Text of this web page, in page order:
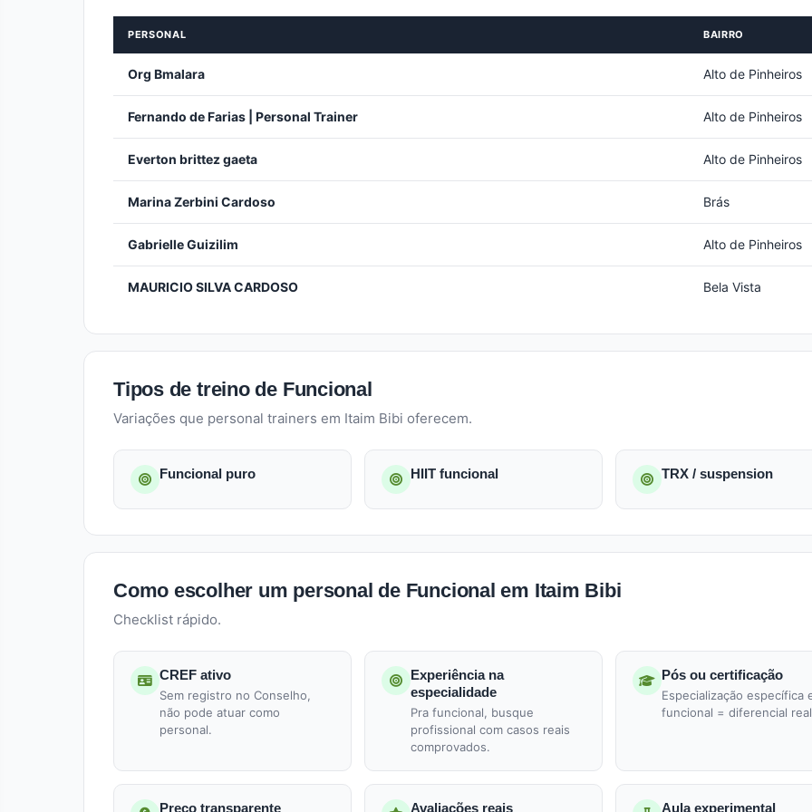
PERSONAL BAIRRO
Org Bmalara Alto de Pinheiros
Fernando de Farias | Personal Trainer Alto de Pinheiros
Everton brittez gaeta Alto de Pinheiros
Marina Zerbini Cardoso Brás
Gabrielle Guizilim Alto de Pinheiros
MAURICIO SILVA CARDOSO Bela Vista
Tipos de treino de Funcional
Variações que personal trainers em Itaim Bibi oferecem.
Funcional puro HIIT funcional TRX / suspension
Como escolher um personal de Funcional em Itaim Bibi
Checklist rápido.
CREF ativo
Sem registro no Conselho,
não pode atuar como
personal.
Experiência na
especialidade
Pra funcional, busque
profissional com casos reais
comprovados.
Pós ou certificação
Especialização específica
funcional = diferencial
Preço transparente Avaliações reais Aula experimental